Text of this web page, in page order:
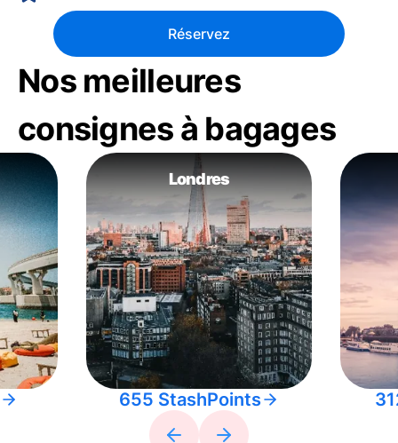
Réservez
Nos meilleures
consignes à bagages
Londres
655 StashPoints